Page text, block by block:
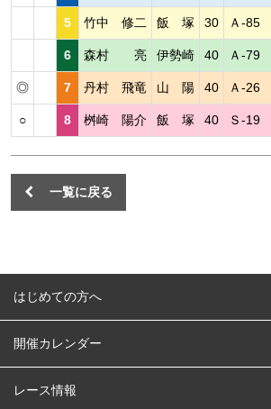
5 竹中 修二 飯 塚 30 Ａ-85
6 森村 亮 伊勢崎 40 Ａ-79
◎ 7 丹村 飛竜 山 陽 40 Ａ-26
○ 8 桝崎 陽介 飯 塚 40 Ｓ-19
一覧に戻る
はじめての方へ
はじめての方へ
開催カレンダー
競輪
レース情報